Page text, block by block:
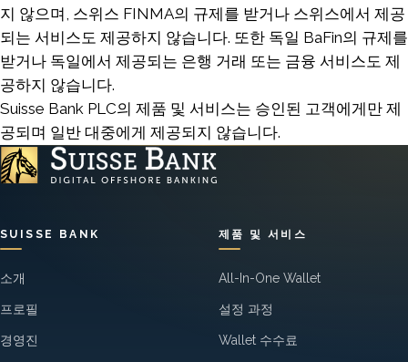
지 않으며, 스위스 FINMA의 규제를 받거나 스위스에서 제공
되는 서비스도 제공하지 않습니다. 또한 독일 BaFin의 규제를
받거나 독일에서 제공되는 은행 거래 또는 금융 서비스도 제
공하지 않습니다.
Suisse Bank PLC의 제품 및 서비스는 승인된 고객에게만 제
공되며 일반 대중에게 제공되지 않습니다.
SUISSE BANK
소개
프로필
경영진
제품 및 서비스
All-In-One Wallet
설정 과정
Wallet 수수료